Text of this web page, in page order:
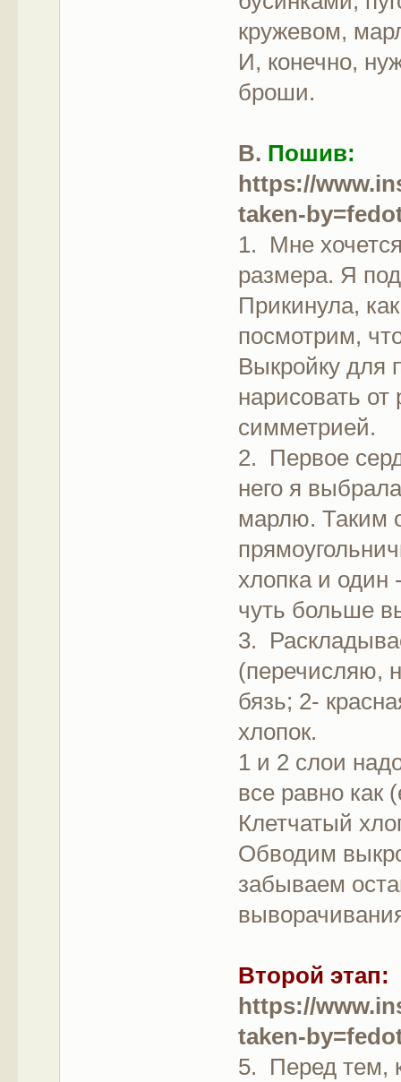
кружевом,
И, конечно,
броши.
В. Пошив:
https://
taken-
1. Мне
размера. Я
Прикинула,
посмотрим,
Выкройку для
нарисовать
симметрией.
2. Первое
него я
марлю. Таким
хлопка и
чуть больше
3.
(перечисляю,
бязь; 2-
хлопок.
1 и 2 слои
все равно как
Клетчатый
Обводим
забываем
Второй этап:
https://
taken-
5. Перед тем,